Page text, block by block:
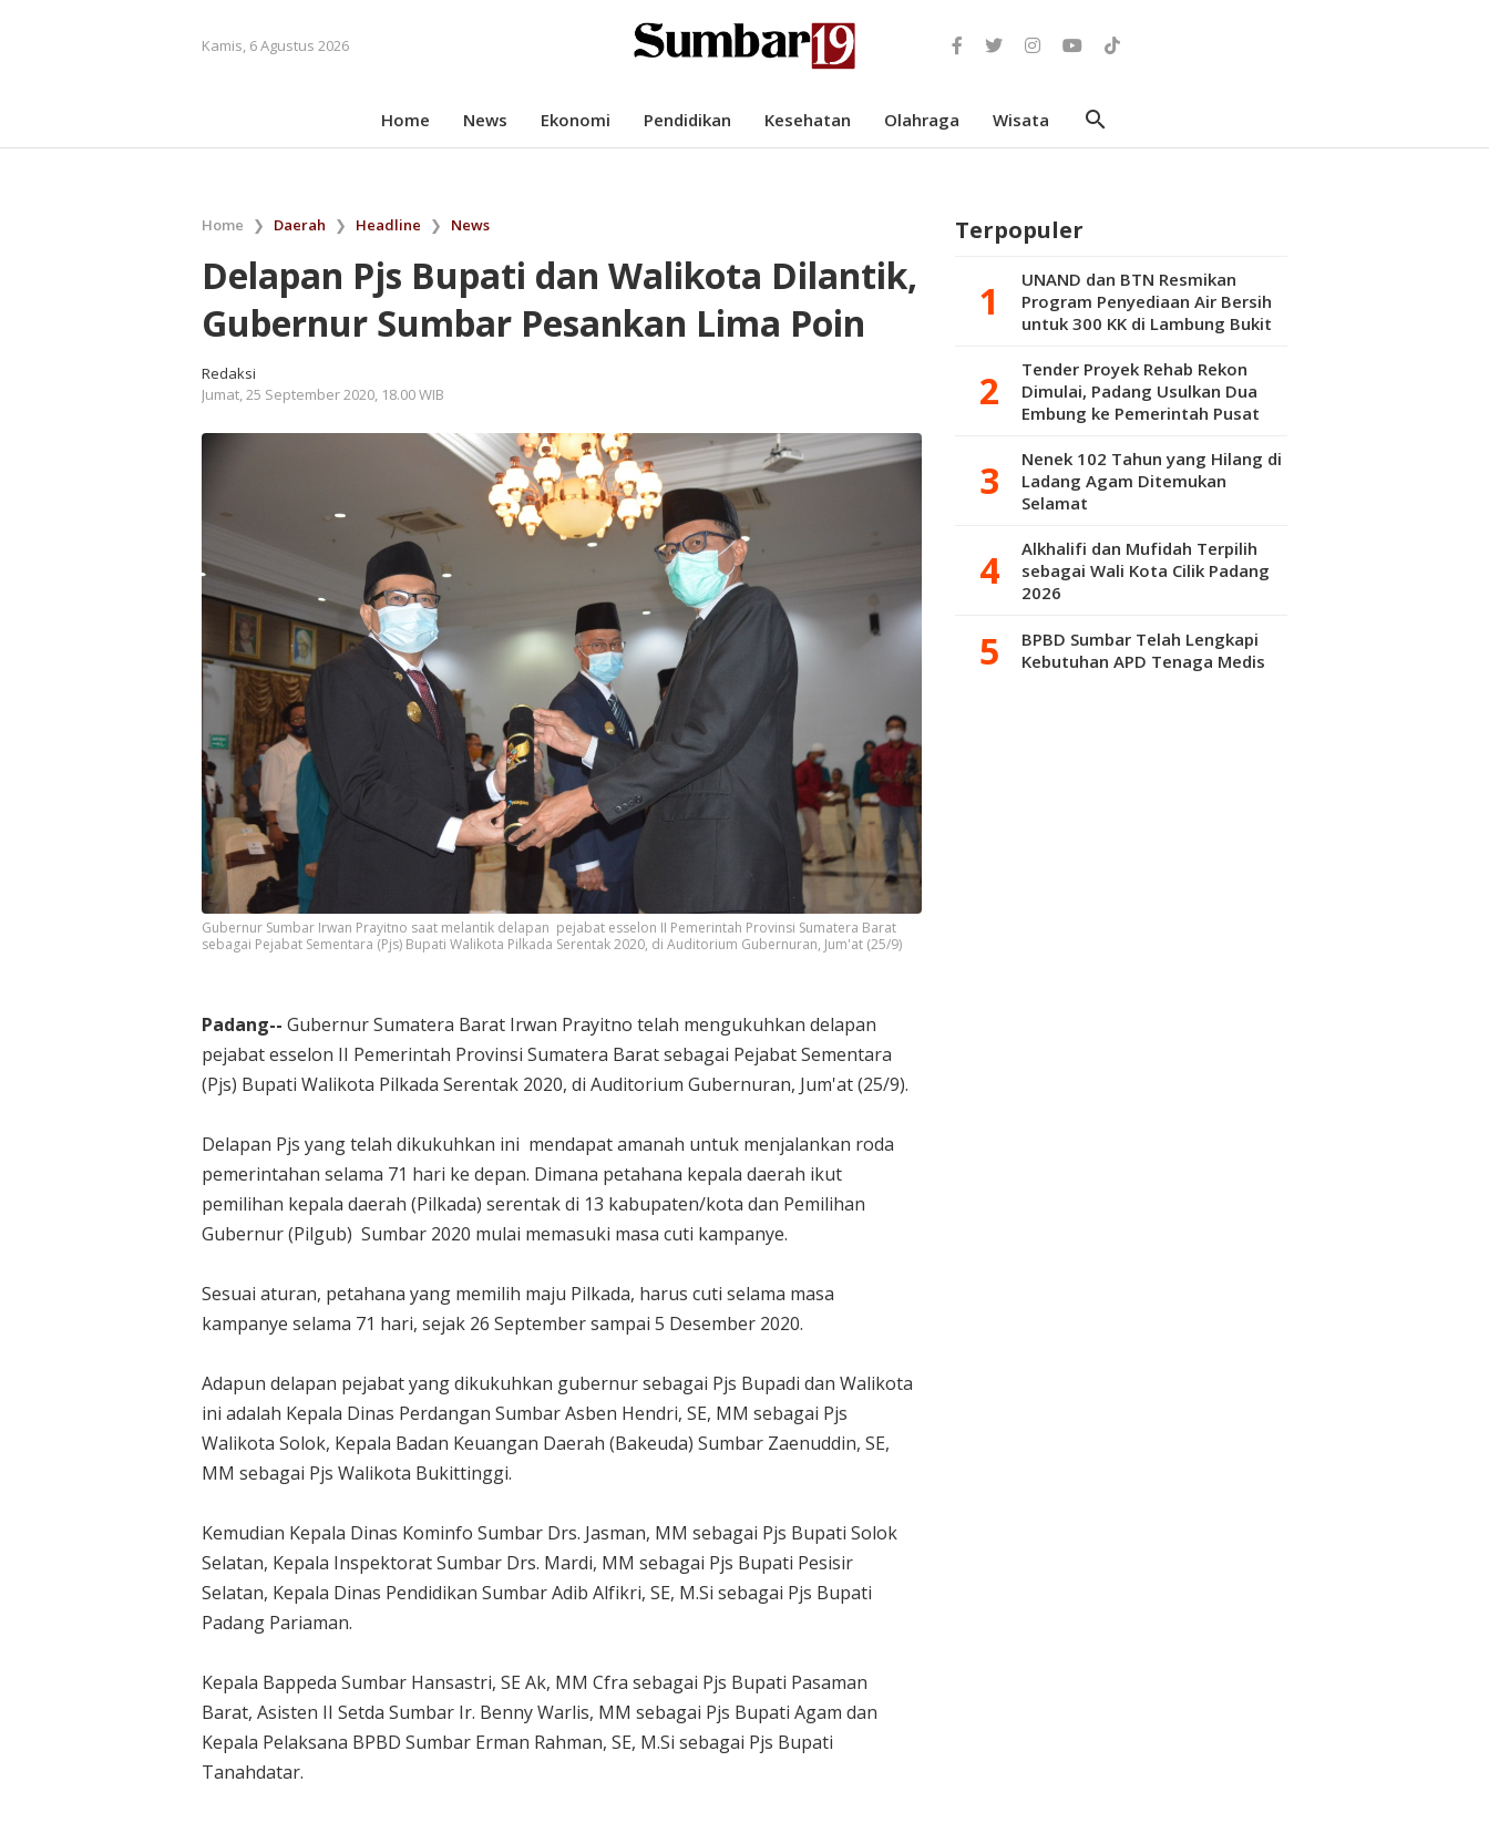
Kamis, 6 Agustus 2026
Home News Ekonomi Pendidikan Kesehatan Olahraga Wisata search
Home ❯ Daerah ❯ Headline ❯ News
Delapan Pjs Bupati dan Walikota Dilantik,
Gubernur Sumbar Pesankan Lima Poin
Redaksi
Jumat, 25 September 2020, 18.00 WIB
Gubernur Sumbar Irwan Prayitno saat melantik delapan pejabat esselon II Pemerintah Provinsi Sumatera Barat
sebagai Pejabat Sementara (Pjs) Bupati Walikota Pilkada Serentak 2020, di Auditorium Gubernuran, Jum'at (25/9)
Padang-- Gubernur Sumatera Barat Irwan Prayitno telah mengukuhkan delapan
pejabat esselon II Pemerintah Provinsi Sumatera Barat sebagai Pejabat Sementara
(Pjs) Bupati Walikota Pilkada Serentak 2020, di Auditorium Gubernuran, Jum'at (25/9).
Delapan Pjs yang telah dikukuhkan ini mendapat amanah untuk menjalankan roda
pemerintahan selama 71 hari ke depan. Dimana petahana kepala daerah ikut
pemilihan kepala daerah (Pilkada) serentak di 13 kabupaten/kota dan Pemilihan
Gubernur (Pilgub) Sumbar 2020 mulai memasuki masa cuti kampanye.
Sesuai aturan, petahana yang memilih maju Pilkada, harus cuti selama masa
kampanye selama 71 hari, sejak 26 September sampai 5 Desember 2020.
Adapun delapan pejabat yang dikukuhkan gubernur sebagai Pjs Bupadi dan Walikota
ini adalah Kepala Dinas Perdangan Sumbar Asben Hendri, SE, MM sebagai Pjs
Walikota Solok, Kepala Badan Keuangan Daerah (Bakeuda) Sumbar Zaenuddin, SE,
MM sebagai Pjs Walikota Bukittinggi.
Kemudian Kepala Dinas Kominfo Sumbar Drs. Jasman, MM sebagai Pjs Bupati Solok
Selatan, Kepala Inspektorat Sumbar Drs. Mardi, MM sebagai Pjs Bupati Pesisir
Selatan, Kepala Dinas Pendidikan Sumbar Adib Alfikri, SE, M.Si sebagai Pjs Bupati
Padang Pariaman.
Kepala Bappeda Sumbar Hansastri, SE Ak, MM Cfra sebagai Pjs Bupati Pasaman
Barat, Asisten II Setda Sumbar Ir. Benny Warlis, MM sebagai Pjs Bupati Agam dan
Kepala Pelaksana BPBD Sumbar Erman Rahman, SE, M.Si sebagai Pjs Bupati
Tanahdatar.
Terpopuler
UNAND dan BTN Resmikan
Program Penyediaan Air Bersih
untuk 300 KK di Lambung Bukit
Tender Proyek Rehab Rekon
Dimulai, Padang Usulkan Dua
Embung ke Pemerintah Pusat
Nenek 102 Tahun yang Hilang di
Ladang Agam Ditemukan
Selamat
Alkhalifi dan Mufidah Terpilih
sebagai Wali Kota Cilik Padang
2026
BPBD Sumbar Telah Lengkapi
Kebutuhan APD Tenaga Medis